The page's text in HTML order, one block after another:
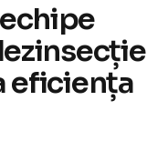
eficiența